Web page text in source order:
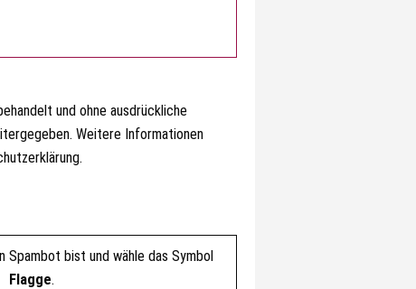
und ohne ausdrückliche
Weitere Informationen
Spambot bist und wähle das Symbol
Flagge.